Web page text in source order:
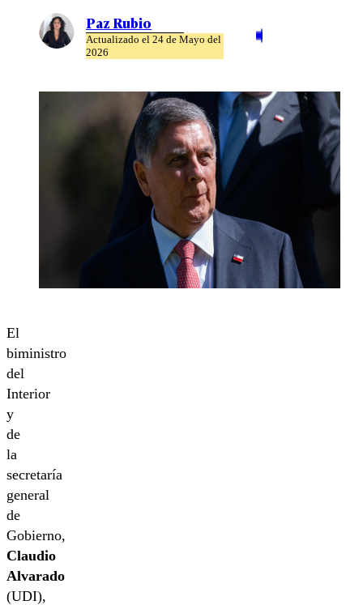
Paz Rubio
Actualizado el 24 de Mayo del
2026
El
biministro
del
Interior
y
de
la
secretaría
general
de
Gobierno,
Claudio
Alvarado
(UDI),